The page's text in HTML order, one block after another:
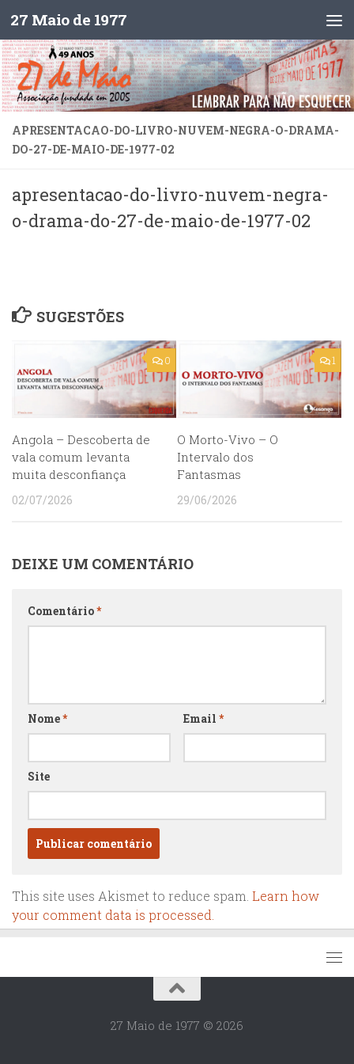
Skip to content
27 Maio de 1977
APRESENTACAO-DO-LIVRO-NUVEM-NEGRA-O-DRAMA-
DO-27-DE-MAIO-DE-1977-02
apresentacao-do-livro-nuvem-negra-
o-drama-do-27-de-maio-de-1977-02
SUGESTÕES
0
Angola – Descoberta de
vala comum levanta
muita desconfiança
02/07/2026
1
O Morto-Vivo – O
Intervalo dos
Fantasmas
29/06/2026
DEIXE UM COMENTÁRIO
Comentário*
Nome* Email *
Site
This site uses Akismet to reduce spam. Learn how
your comment data is processed.
27 Maio de 1977 © 2026